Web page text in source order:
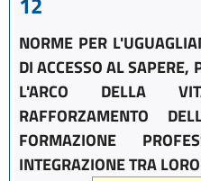
NORME PER
DI ACCESSO AL SAPERE,
L'ARCO DELLA
RAFFORZAMENTO
FORMAZIONE
INTEGRAZIONE TRA LORO